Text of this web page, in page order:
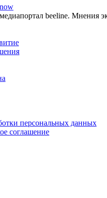
beeline. Мнения
персональных данных
соглашение